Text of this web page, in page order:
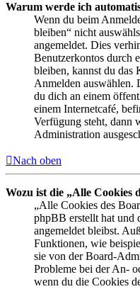
Warum werde ich
Wenn du beim
bleiben“ nicht
angemeldet. Dies
Benutzerkontos durch
bleiben, kannst du das
Anmelden auswählen.
du dich an einem
einem Internetcafé,
Verfügung steht, dann
Administration
Nach oben
Wozu ist die „Alle Cookies
„Alle Cookies des
phpBB erstellt hat und
angemeldet bleibst.
Funktionen, wie
sie von der Board-
Probleme bei der An-
wenn du die Cookies